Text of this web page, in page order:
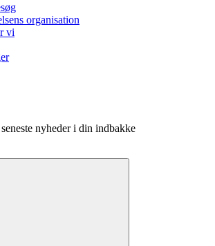
organisation
vi
nyheder i din indbakke